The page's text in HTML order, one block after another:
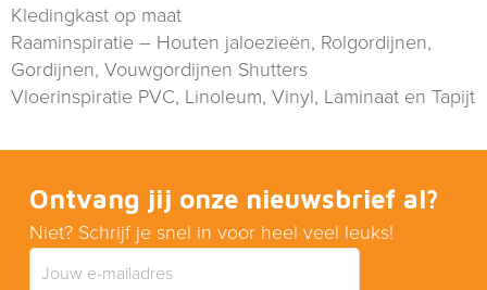
Kledingkast op maat
Raaminspiratie – Houten jaloezieën, Rolgordijnen,
Gordijnen, Vouwgordijnen Shutters
Vloerinspiratie PVC, Linoleum, Vinyl, Laminaat en Tapijt
Ontvang jij onze nieuwsbrief al?
Niet? Schrijf je snel in voor heel veel leuks!